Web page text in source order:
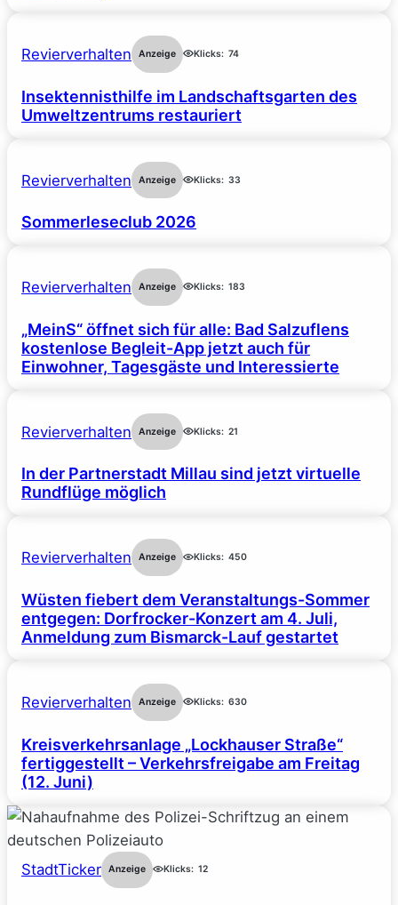
Revierverhalten Anzeige Klicks: 74
Insektennisthilfe im Landschaftsgarten des
Umweltzentrums restauriert
Revierverhalten Anzeige Klicks: 33
Sommerleseclub 2026
Revierverhalten Anzeige Klicks: 183
„MeinS“ öffnet sich für alle: Bad Salzuflens
kostenlose Begleit-App jetzt auch für
Einwohner, Tagesgäste und Interessierte
Revierverhalten Anzeige Klicks: 21
In der Partnerstadt Millau sind jetzt virtuelle
Rundflüge möglich
Revierverhalten Anzeige Klicks: 450
Wüsten fiebert dem Veranstaltungs-Sommer
entgegen: Dorfrocker-Konzert am 4. Juli,
Anmeldung zum Bismarck-Lauf gestartet
Revierverhalten Anzeige Klicks: 630
Kreisverkehrsanlage „Lockhauser Straße“
fertiggestellt – Verkehrsfreigabe am Freitag
(12. Juni)
StadtTicker Anzeige Klicks: 12